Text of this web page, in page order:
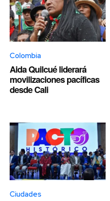
Colombia
Aida Quilcué liderará
movilizaciones pacíficas
desde Cali
Ciudades